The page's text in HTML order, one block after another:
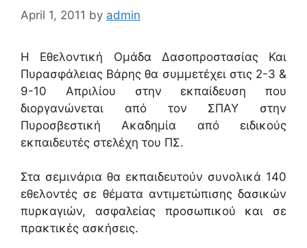
April 1, 2011 by admin
Η Εθελοντική Ομάδα Δασοπροστασίας Και
Πυρασφάλειας Βάρης θα συμμετέχει στις 2-3 &
9-10 Απριλίου στην εκπαίδευση που
διοργανώνεται από τον ΣΠΑΥ στην
Πυροσβεστική Ακαδημία από ειδικούς
εκπαιδευτές στελέχη του ΠΣ.
Στα σεμινάρια θα εκπαιδευτούν συνολικά 140
εθελοντές σε θέματα αντιμετώπισης δασικών
πυρκαγιών, ασφαλείας προσωπικού και σε
πρακτικές ασκήσεις.